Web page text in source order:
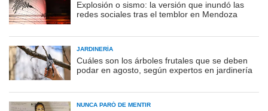
Explosión o sismo: la versión que inundó las
redes sociales tras el temblor en Mendoza
JARDINERÍA
Cuáles son los árboles frutales que se deben
podar en agosto, según expertos en jardinería
NUNCA PARÓ DE MENTIR